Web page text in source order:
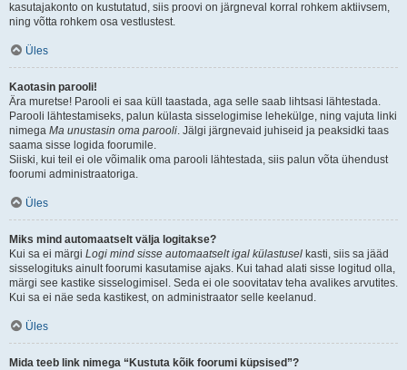
kasutajakonto on kustutatud, siis proovi on järgneval korral rohkem aktiivsem,
ning võtta rohkem osa vestlustest.
Üles
Kaotasin parooli!
Ära muretse! Parooli ei saa küll taastada, aga selle saab lihtsasi lähtestada.
Parooli lähtestamiseks, palun külasta sisselogimise lehekülge, ning vajuta linki
nimega Ma unustasin oma parooli. Jälgi järgnevaid juhiseid ja peaksidki taas
saama sisse logida foorumile.
Siiski, kui teil ei ole võimalik oma parooli lähtestada, siis palun võta ühendust
foorumi administraatoriga.
Üles
Miks mind automaatselt välja logitakse?
Kui sa ei märgi Logi mind sisse automaatselt igal külastusel kasti, siis sa jääd
sisselogituks ainult foorumi kasutamise ajaks. Kui tahad alati sisse logitud olla,
märgi see kastike sisselogimisel. Seda ei ole soovitatav teha avalikes arvutites.
Kui sa ei näe seda kastikest, on administraator selle keelanud.
Üles
Mida teeb link nimega “Kustuta kõik foorumi küpsised”?